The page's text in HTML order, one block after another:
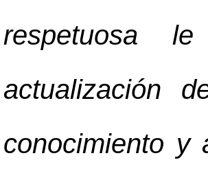
respetuosa
actualización
conocimiento y